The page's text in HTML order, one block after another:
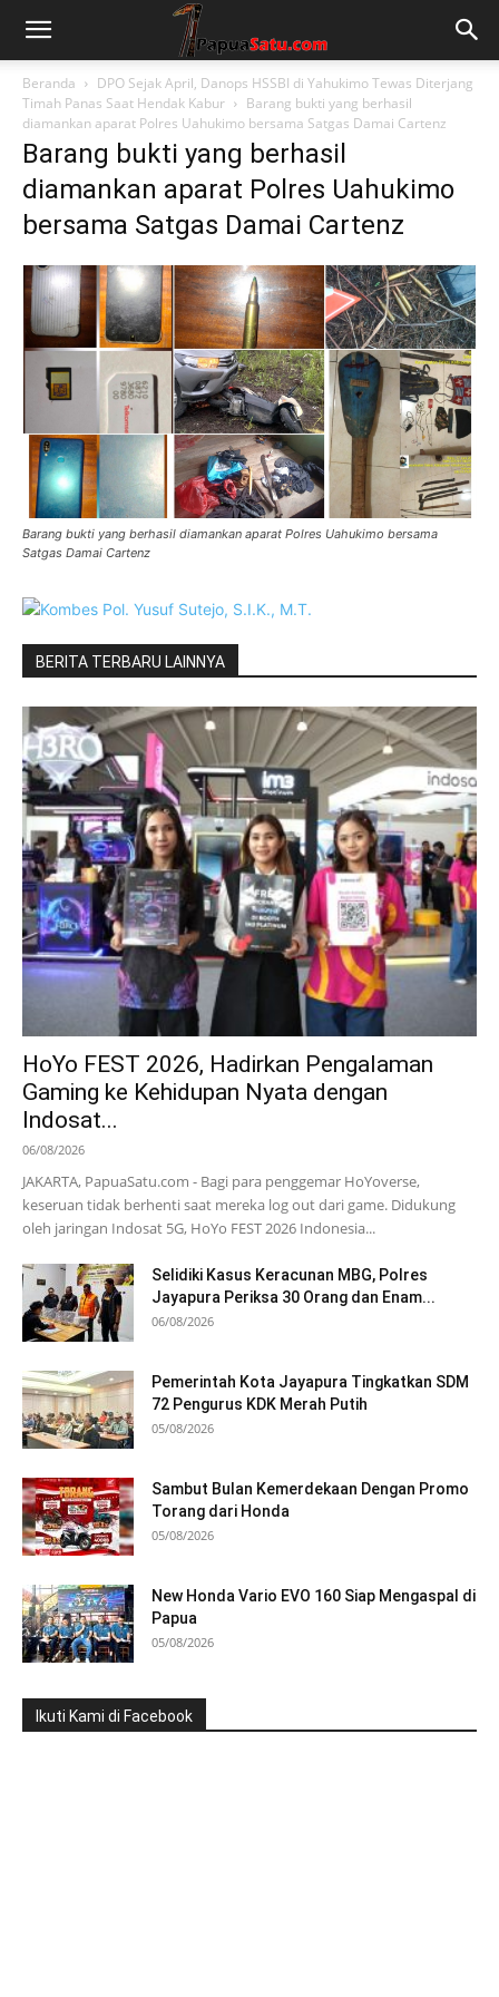
Beranda
DPO Sejak April, Danops HSSBI di Yahukimo Tewas Diterjang
Timah Panas Saat Hendak Kabur
Barang bukti yang berhasil
diamankan aparat Polres Uahukimo bersama Satgas Damai Cartenz
Barang bukti yang berhasil
diamankan aparat Polres Uahukimo
bersama Satgas Damai Cartenz
Barang bukti yang berhasil diamankan aparat Polres Uahukimo bersama
Satgas Damai Cartenz
BERITA TERBARU LAINNYA
HoYo FEST 2026, Hadirkan Pengalaman
Gaming ke Kehidupan Nyata dengan
Indosat...
06/08/2026
JAKARTA, PapuaSatu.com - Bagi para penggemar HoYoverse,
keseruan tidak berhenti saat mereka log out dari game. Didukung
oleh jaringan Indosat 5G, HoYo FEST 2026 Indonesia...
Selidiki Kasus Keracunan MBG, Polres
Jayapura Periksa 30 Orang dan Enam...
06/08/2026
Pemerintah Kota Jayapura Tingkatkan SDM
72 Pengurus KDK Merah Putih
05/08/2026
Sambut Bulan Kemerdekaan Dengan Promo
Torang dari Honda
05/08/2026
New Honda Vario EVO 160 Siap Mengaspal di
Papua
05/08/2026
Ikuti Kami di Facebook